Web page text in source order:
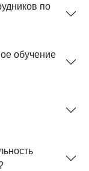
по
обучение